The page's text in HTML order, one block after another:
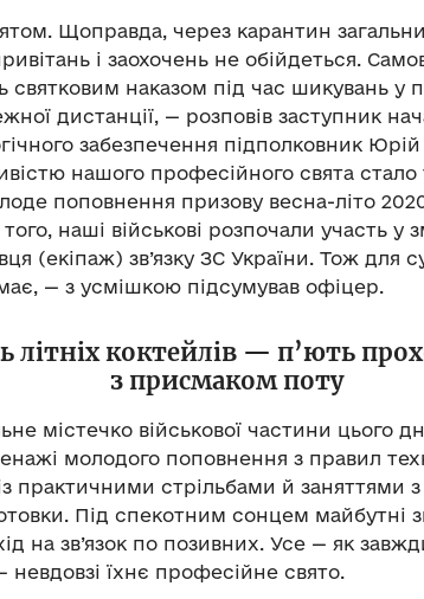
Щоправда, через карантин
і заохочень не обійдеться.
святковим наказом під час шикувань у
дистанції, — розповів заступник
забезпечення підполковник
нашого професійного свята
поповнення призову весна-літо
наші військові розпочали участь у
(екіпаж) зв’язку ЗС України. Тож для
— з усмішкою підсумував офіцер.
літніх коктейлів — п’ють
з присмаком поту
містечко військової частини цього
молодого поповнення з правил
практичними стрільбами й заняттями
Під спекотним сонцем майбутні
на зв’язок по позивних. Усе — як
їхнє професійне свято.